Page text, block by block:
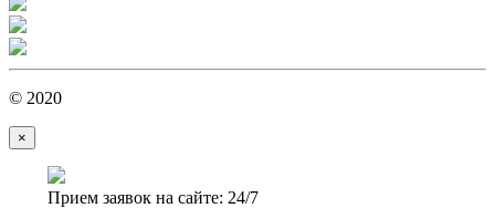
© 2020
×
Прием заявок на сайте: 24/7